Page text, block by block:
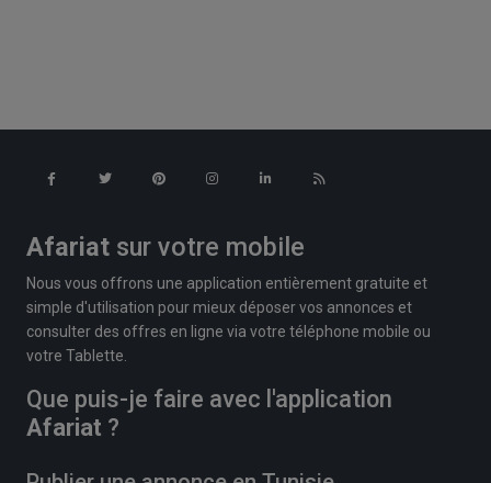
Afariat sur votre mobile
Nous vous offrons une application entièrement gratuite et
simple d'utilisation pour mieux déposer vos annonces et
consulter des offres en ligne via votre téléphone mobile ou
votre Tablette.
Que puis-je faire avec l'application
Afariat ?